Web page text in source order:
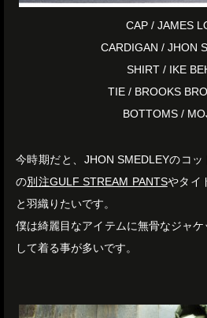
CAP / JAMES
CARDIGAN / JHON
SHIRT / IKE
TIE / BROOKS
BOTTOMS /
今時期だと、JHON SMEDLEYのコ
の別注GULF STREAM PANTSやタイ
と羽織りたいです。
僕は綺麗目なアイテムに無骨なジャ
して着る事が多いです。